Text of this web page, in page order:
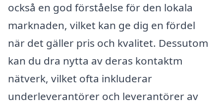
också en god förståelse för den lokala
marknaden, vilket kan ge dig en fördel
när det gäller pris och kvalitet. Dessutom
kan du dra nytta av deras kontaktm
nätverk, vilket ofta inkluderar
underleverantörer och leverantörer av